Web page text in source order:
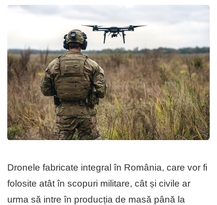
Dronele fabricate integral în România, care vor fi
folosite atât în scopuri militare, cât și civile ar
urma să intre în producția de masă până la